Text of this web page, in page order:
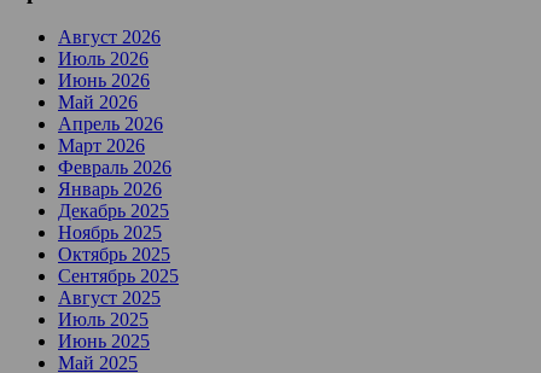
Август 2026
Июль 2026
Июнь 2026
Май 2026
Апрель 2026
Март 2026
Февраль 2026
Январь 2026
Декабрь 2025
Ноябрь 2025
Октябрь 2025
Сентябрь 2025
Август 2025
Июль 2025
Июнь 2025
Май 2025